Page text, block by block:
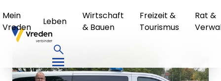
Mein
Vreden
Leben
Wirtschaft
& Bauen
Freizeit &
Tourismus
Rat &